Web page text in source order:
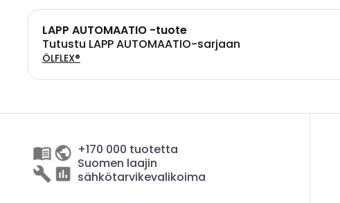
LAPP AUTOMAATIO -tuote
Tutustu LAPP AUTOMAATIO-sarjaan
ÖLFLEX®
+170 000 tuotetta
Suomen laajin
sähkötarvikevalikoima